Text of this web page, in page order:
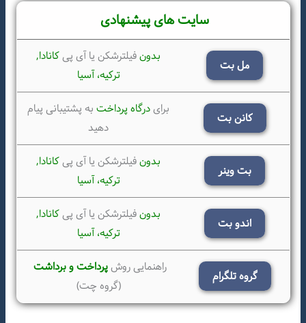
سایت های پیشنهادی
مل بت
بدونفیلترشکن یا آی پیکانادا,
ترکیه، آسیا
کانن بت
برایدرگاه پرداختبه پشتیبانی پیام
دهید
بت وینر
بدونفیلترشکن یا آی پیکانادا,
ترکیه، آسیا
اندو بت
بدونفیلترشکن یا آی پیکانادا,
ترکیه، آسیا
گروه تلگرام
راهنمایی روشپرداخت و برداشت
(گروه چت)